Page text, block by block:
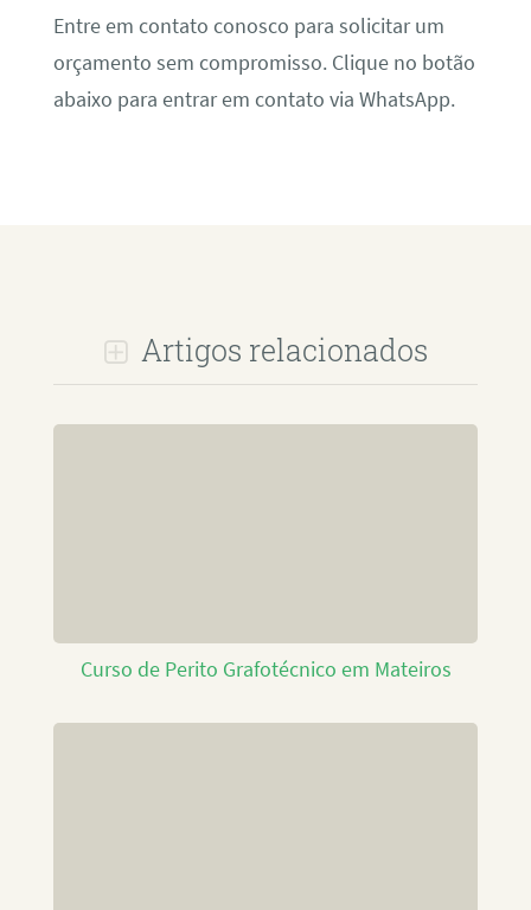
Entre em contato conosco para solicitar um
orçamento sem compromisso. Clique no botão
abaixo para entrar em contato via WhatsApp.
Artigos relacionados
Curso de Perito Grafotécnico em Mateiros